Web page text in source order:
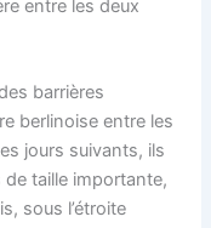
entre les deux
barrières
berlinoise entre les
jours suivants, ils
taille importante,
sous l’étroite